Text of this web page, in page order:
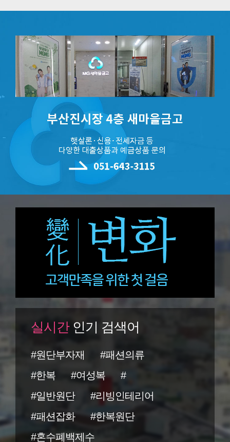
실시간인기 검색어
#원단부자재
#패션의류
#한복
#여성복
#
#일반원단
#리빙인테리어
#패션잡화
#한복원단
#혼수폐백제수